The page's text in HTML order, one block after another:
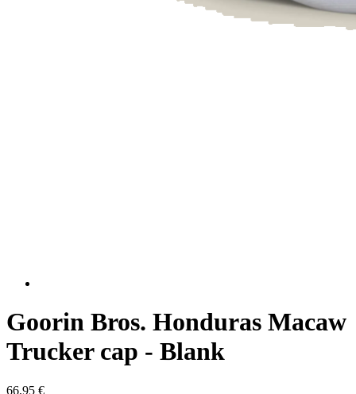
Goorin Bros. Honduras Macaw
Trucker cap - Blank
66,95 €